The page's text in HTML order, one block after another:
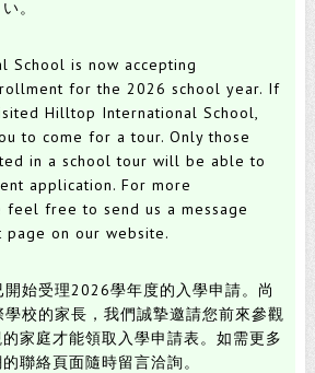
。
School is now accepting
for the 2026 school year. If
Hilltop International School,
to come for a tour. Only those
in a school tour will be able to
application. For more
feel free to send us a message
page on our website.
始受理2026學年度的入學申請。 尚
校的家長，我們誠摯邀請您前來參觀
家庭才能領取入學申請表。 如需更多
聯絡頁面隨時留言洽詢。